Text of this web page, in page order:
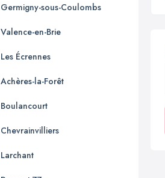
Germigny-sous-Coulombs
Valence-en-Brie
Les Écrennes
Achères-la-Forêt
Boulancourt
Chevrainvilliers
Larchant